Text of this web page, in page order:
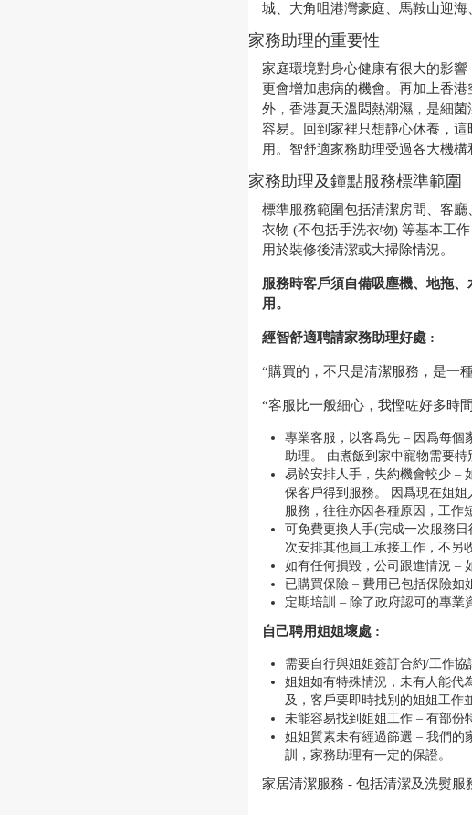
城、大角咀港灣豪庭、馬鞍山迎海
家務助理的重要性
家庭環境對身心健康有很大的影
更會增加患病的機會。再加上香
外，香港夏天溫悶熱潮濕，是細
容易。回到家裡只想靜心休養，
用。智舒適家務助理受過各大機
家務助理及鐘點服務標準範圍
標準服務範圍包括清潔房間、客
衣物 (不包括手洗衣物) 等基本工
用於裝修後清潔或大掃除情況。
服務時客戶須自備吸塵機、地拖
用。
經智舒適聘請家務助理好處 :
“購買的，不只是清潔服務，是一
“客服比一般細心，我慳咗好多時
專業客服，以客爲先 – 因爲每個
助理。 由煮飯到家中寵物需要特
易於安排人手，失約機會較少 –
保客戶得到服務。 因爲現在姐
服務，往往亦因各種原因，工作
可免費更換人手(完成一次服務
次安排其他員工承接工作，不另
如有任何損毀，公司跟進情況 –
已購買保險 – 費用已包括保險如
定期培訓 – 除了政府認可的專業
自己聘用姐姐壞處 :
需要自行與姐姐簽訂合約/工作
姐姐如有特殊情況，未有人能代
及，客戶要即時找別的姐姐工作
未能容易找到姐姐工作 – 有部份
姐姐質素未有經過篩選 – 我們的
訓，家務助理有一定的保證。
家居清潔服務 - 包括清潔及洗熨服